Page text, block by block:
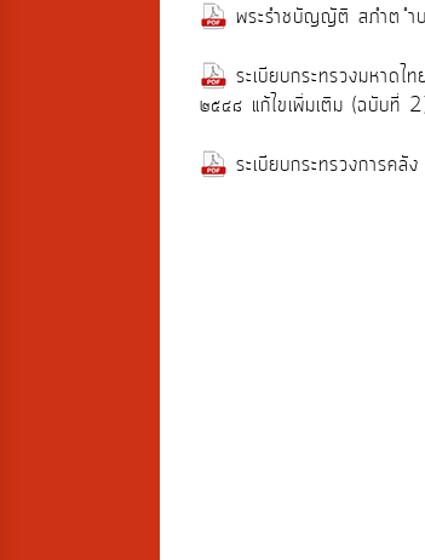
พระรำชบัญญัติ สภำต ำ
ระเบียบกระทรวงมหาด
๒๕๔๘ แก้ไขเพิ่มเติม (ฉบั
ระเบียบกระทรวงการค